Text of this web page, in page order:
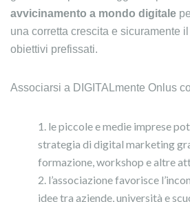
avvicinamento a mondo digitale
una corretta crescita e sicuramente
obiettivi prefissati.
Associarsi a DIGITALmente Onlus
le piccole e medie imprese
strategia di digital marketing
formazione, workshop e altre
l’associazione favorisce
idee tra aziende, università e